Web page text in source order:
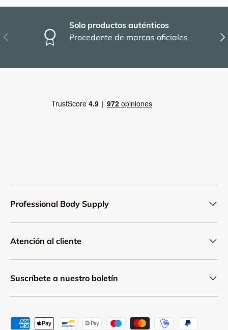
Anterior
Solo productos auténticos
Procedente de marcas oficiales
Professional Body Supply
Atención al cliente
Suscríbete a nuestro boletín
Formas de pago aceptadas